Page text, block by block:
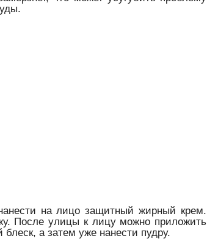
на лицо защитный жирный крем.
После улицы к лицу можно приложить
а затем уже нанести пудру.